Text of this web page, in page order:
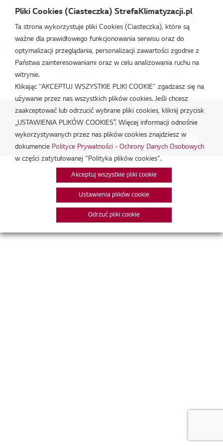
Strefa Klimatyzacji /S3NW24K23BA / S24EQ.NSK
Deklaracja_zgodnosci_S24EQ.pdf
lut 18, 2026
Polityka Prywatności - Ochrona danych osobowych.|
Zarządzaj zgodami na pliki cookie
Połącz:
Pliki Cookies (Ciasteczka) StrefaKlimatyzacji.pl
Ta strona wykorzystuje pliki Cookies (Ciasteczka), które są
ważne dla prawidłowego funkcjonowania serwisu oraz do
optymalizacji przeglądania, personalizacji zawartości zgodnie z
Państwa zainteresowaniami oraz w celu analizowania ruchu na
witrynie.
Klikając "AKCEPTUJ WSZYSTKIE PLIKI COOKIE" zgadzasz się na
używanie przez nas wszystkich plików cookies. Jeśli chcesz
zaakceptować lub odrzucić wybrane pliki cookies, kliknij przycisk
„USTAWIENIA PLIKÓW COOKIES”. Więcej informacji odnośnie
wykorzystywanych przez nas plików cookies znajdziesz w
dokumencie Polityce Prywatności - Ochrony Danych Osobowych
w części zatytułowanej "Polityka plików cookies".
Akceptuj wszystkie pliki cookie
Ustawienia plików cookie
Odrzuć pliki cookie